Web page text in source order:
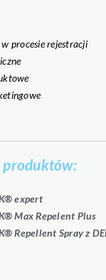
w procesie rejestracji
produktów:
expert
Max Repelent Plus
Repellent Spray z